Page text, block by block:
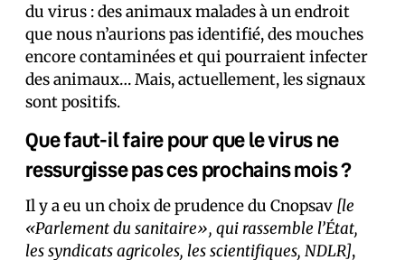
du virus : des animaux malades à un endroit
que nous n’aurions pas identifié, des mouches
encore contaminées et qui pourraient infecter
des animaux… Mais, actuellement, les signaux
sont positifs.
Que faut-il faire pour que le virus ne
ressurgisse pas ces prochains mois ?
Il y a eu un choix de prudence du Cnopsav [le
«Parlement du sanitaire», qui rassemble l’État,
les syndicats agricoles, les scientifiques, NDLR],